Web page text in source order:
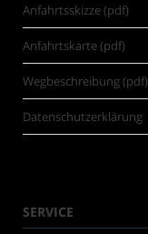
Anfahrtsskizze (pdf)
Anfahrtskarte (pdf)
Wegbeschreibung (pdf)
Datenschutzerklärung
SERVICE